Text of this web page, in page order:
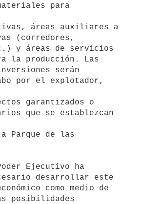
para
áreas auxiliares a
(corredores,
y áreas de servicios
la producción. Las
serán
por el explotador,
garantizados o
que se establezcan
Parque de las
Ejecutivo ha
desarrollar este
como medio de
posibilidades